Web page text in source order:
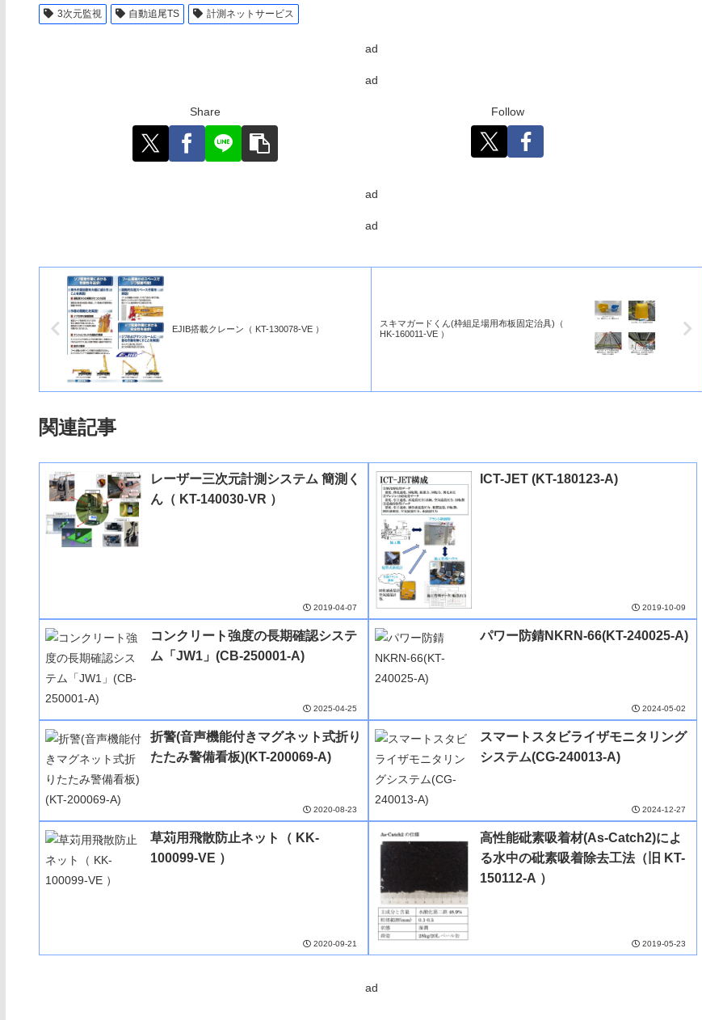
3次元監視 自動追尾TS 計測ネットサービス
ad
ad
Share Follow
ad
ad
EJIB搭載クレーン（ KT-130078-VE ）
スキマガードくん(枠組足場用布板固定治具)（
HK-160011-VE ）
関連記事
レーザー三次元計測システム 簡測く
ん（ KT-140030-VR ）
2019-04-07
ICT-JET (KT-180123-A)
2019-10-09
コンクリート強度の長期確認システ
ム「JW1」(CB-250001-A)
2025-04-25
パワー防錆NKRN-66(KT-240025-A)
2024-05-02
折警(音声機能付きマグネット式折り
たたみ警備看板)(KT-200069-A)
2020-08-23
スマートスタビライザモニタリング
システム(CG-240013-A)
2024-12-27
草苅用飛散防止ネット（ KK-
100099-VE ）
2020-09-21
高性能砒素吸着材(As-Catch2)によ
る水中の砒素吸着除去工法（旧 KT-
150112-A ）
2019-05-23
ad